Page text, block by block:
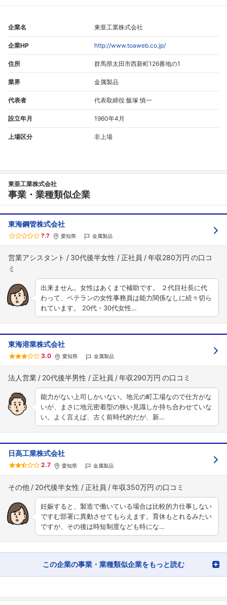
企業名 東亜工業株式会社
企業HP http://www.toaweb.co.jp/
住所 群馬県太田市西新町126番地の1
業界 金属製品
代表者 代表取締役 飯塚 慎一
設立年月 1960年4月
上場区分 非上場
東亜工業株式会社
事業・業種類似企業
東海鋼管株式会社
?.? 愛知県 金属製品
営業アシスタント 30代後半女性 正社員 年収280万円
出来ません。女性はあくまで補助です。 ２代目社長に代
わって、ベテランの女性事務員は能力関係なしに続々切ら
れています。 20代・30代女性…
東海溶業株式会社
3.0 愛知県 金属製品
法人営業 20代後半男性 正社員 年収290万円
能力がない上司しかいない。地元の町工場なので仕方がな
いが、まさに地元密着型の狭い見識しか持ち合わせていな
い。よく言えば、古く前時代的だが、新…
日高工業株式会社
2.7 愛知県 金属製品
その他 20代後半女性 正社員 年収350万円
妊娠すると、製造で働いている場合は比較的力仕事しない
ですむ部署に異動させてもらえます。育休もとれるみたい
ですが、その後は時短制度なども特にな…
この企業の事業・業種類似企業をもっと読む